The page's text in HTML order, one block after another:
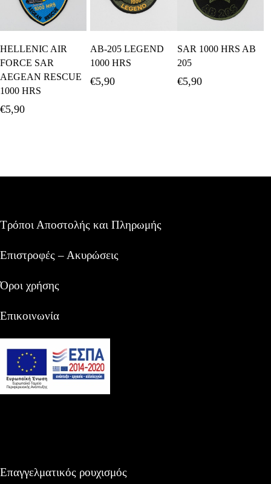
Περισσότερα
HELLENIC AIR
FORCE SAR
AEGEAN RESCUE
1000 HRS
€5,90
Καλάθι
AB-205 LEGEND
1000 HRS
€5,90
SAR 1000 HRS AB
205
€5,90
Τρόποι Αποστολής και Πληρωμής
Επιστροφές – Ακυρώσεις
Όροι χρήσης
Επικοινωνία
Επαγγελματικός ρουχισμός